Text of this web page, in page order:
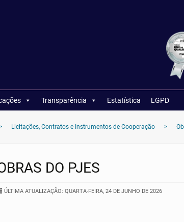
Transparência Estatística LGPD
Licitações, Contratos e Instrumentos de Cooperação >
DO PJES
ÚLTIMA ATUALIZAÇÃO: QUARTA-FEIRA, 24 DE JUNHO DE 2026